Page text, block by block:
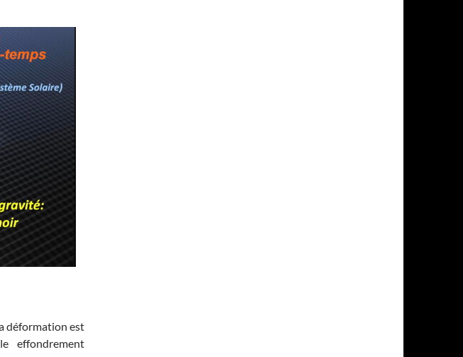
déformation est
effondrement